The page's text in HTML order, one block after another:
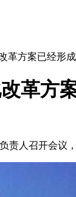
革方案已经形
革方
责人召开会议